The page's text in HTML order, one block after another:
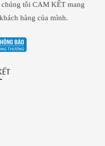
tôi CAM KẾT mang
hàng của mình.